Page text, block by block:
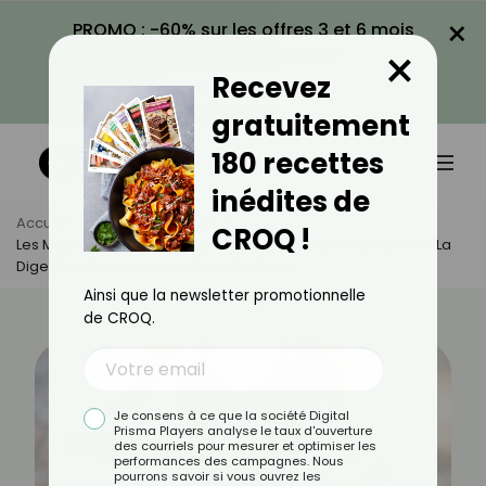
PROMO : -60% sur les offres 3 et 6 mois
VOIR LA PROMO
×
Accueil Actus
Minceur
Les Mauvaises Combinaisons Alimentaires Qui Ralentissent La
Digestion Et Favorisent La Prise De Poids
Recevez
gratuitement
180 recettes
inédites de
CROQ !
×
Ainsi que la newsletter promotionnelle
de CROQ.
Je consens à ce que la société Digital
Prisma Players analyse le taux d'ouverture
des courriels pour mesurer et optimiser les
performances des campagnes. Nous
pourrons savoir si vous ouvrez les